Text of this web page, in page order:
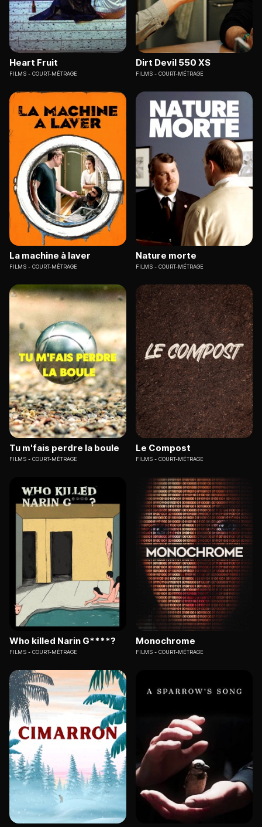
Heart Fruit
FILMS COURT-MÉTRAGE
Dirt Devil 550 XS
FILMS COURT-MÉTRAGE
La machine à laver
FILMS COURT-MÉTRAGE
Nature morte
FILMS COURT-MÉTRAGE
Tu m'fais perdre la boule
FILMS COURT-MÉTRAGE
Le Compost
FILMS COURT-MÉTRAGE
Who killed Narin G****?
FILMS COURT-MÉTRAGE
Monochrome
FILMS COURT-MÉTRAGE